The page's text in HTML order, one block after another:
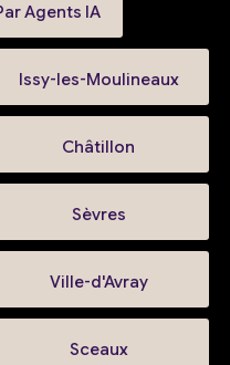
Agents IA
Issy-les-Moulineaux
Châtillon
Sèvres
Ville-d'Avray
Sceaux